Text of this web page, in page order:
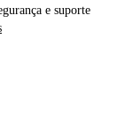
e suporte